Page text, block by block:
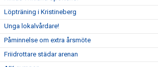
Löpträning i Kristineberg
Unga lokalvårdare!
Påminnelse om extra årsmöte
Friidrottare städar arenan